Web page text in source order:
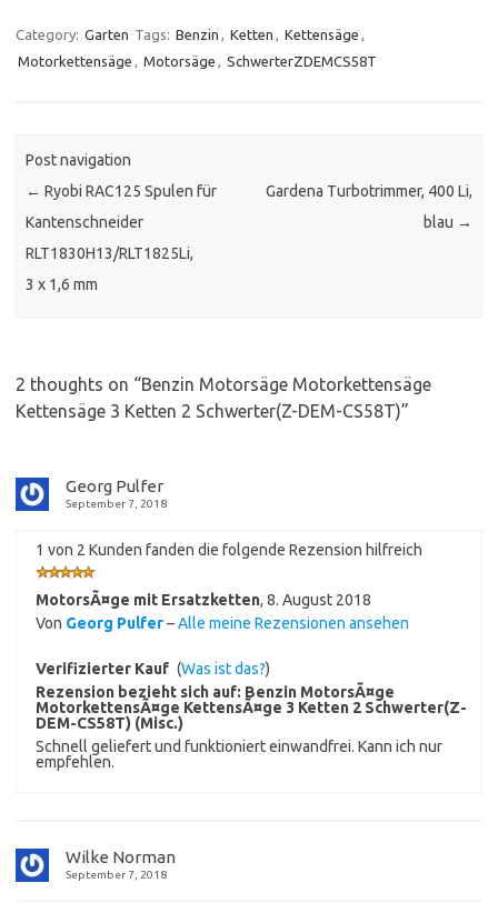
Category: Garten Tags: Benzin Ketten Kettensäge
Motorkettensäge
Motorsäge SchwerterZDEMCS58T
Post navigation
← Ryobi RAC125 Spulen für
Kantenschneider
RLT1830H13/RLT1825Li,
3 x 1,6 mm
Gardena Turbotrimmer, 400 Li,
blau →
2 thoughts on “Benzin Motorsäge Motorkettensäge
Kettensäge 3 Ketten 2 Schwerter(Z-DEM-CS58T)”
Georg Pulfer
September 7, 2018
1 von 2 Kunden fanden die folgende Rezension hilfreich
MotorsÃ¤ge mit Ersatzketten, 8. August 2018
Von Georg Pulfer–Alle meine Rezensionen ansehen
Verifizierter Kauf (Was ist das?)
Rezension bezieht sich auf: Benzin MotorsÃ¤ge
MotorkettensÃ¤ge KettensÃ¤ge 3 Ketten 2 Schwerter(Z-
DEM-CS58T) (Misc.)
Schnell geliefert und funktioniert einwandfrei. Kann ich nur
empfehlen.
Wilke Norman
September 7, 2018